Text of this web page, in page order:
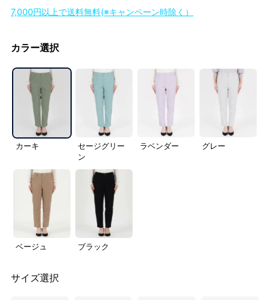
7,000円以上で送料無料(※キャンペーン時除く）
カラー選択
カーキ
セージグリー
ン
ラベンダー グレー
ベージュ ブラック
サイズ選択